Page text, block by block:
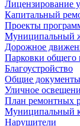
Лицензирование
Капитальный
Проекты
Муниципальный
Дорожное
Парковки общего
Благоустройство
Общие
Уличное
План ремонтных
Муниципальный
Нарушители